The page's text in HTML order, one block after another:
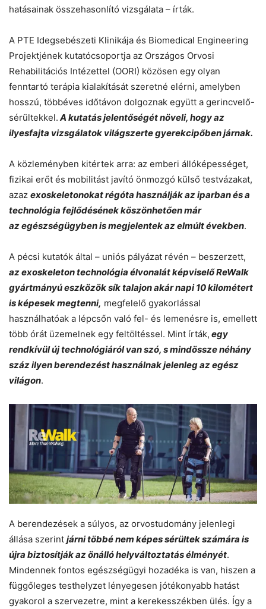
hatásainak összehasonlító vizsgálata – írták.
A PTE Idegsebészeti Klinikája és Biomedical Engineering
Projektjének kutatócsoportja az Országos Orvosi
Rehabilitációs Intézettel (OORI) közösen egy olyan
fenntartó terápia kialakítását szeretné elérni, amelyben
hosszú, többéves időtávon dolgoznak együtt a gerincvelő-
sérültekkel. A kutatás jelentőségét növeli, hogy az
ilyesfajta vizsgálatok világszerte gyerekcipőben járnak.
A közleményben kitértek arra: az emberi állóképességet,
fizikai erőt és mobilitást javító önmozgó külső testvázakat,
azaz exoskeletonokat régóta használják az iparban és a
technológia fejlődésének köszönhetően már
az egészségügyben is megjelentek az elmúlt években.
A pécsi kutatók által – uniós pályázat révén – beszerzett,
az exoskeleton technológia élvonalát képviselő ReWalk
gyártmányú eszközök sík talajon akár napi 10 kilométert
is képesek megtenni, megfelelő gyakorlással
használhatóak a lépcsőn való fel- és lemenésre is, emellett
több órát üzemelnek egy feltöltéssel. Mint írták, egy
rendkívül új technológiáról van szó, s mindössze néhány
száz ilyen berendezést használnak jelenleg az egész
világon.
A berendezések a súlyos, az orvostudomány jelenlegi
állása szerint járni többé nem képes sérültek számára is
újra biztosítják az önálló helyváltoztatás élményét.
Mindennek fontos egészségügyi hozadéka is van, hiszen a
függőleges testhelyzet lényegesen jótékonyabb hatást
gyakorol a szervezetre, mint a kerekesszékben ülés. Így a